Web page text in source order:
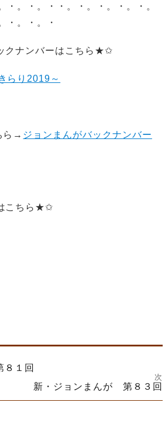
・。・。・・。・。・。・。・。
・。・。・
クナンバーはこちら★✩
らり2019～
ら→ ジョンまんがバックナンバー
こちら★✩
１回
次
新・ジョンまんが 第８３回